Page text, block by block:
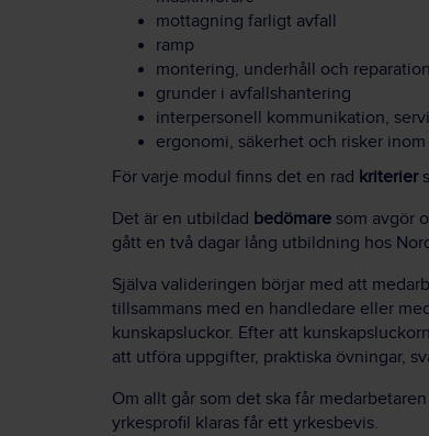
mottagning farligt avfall
ramp
montering, underhåll och
grunder i avfallshantering
interpersonell kommunikation,
ergonomi, säkerhet och risker
För varje modul finns det en rad kriterier
Det är en utbildad bedömare som avgör
gått en två dagar lång utbildning hos
Själva valideringen börjar med att
tillsammans med en handledare eller
kunskapsluckor. Efter att
att utföra uppgifter, praktiska övningar,
Om allt går som det ska får
yrkesprofil klaras får ett yrkesbevis.